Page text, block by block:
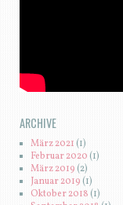
ARCHIVE
März 2021(1)
Februar 2020 (1)
März 2019 (2)
Januar 2019 (1)
Oktober 2018 (1)